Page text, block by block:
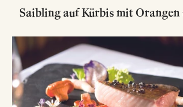
Saibling auf Kürbis mit